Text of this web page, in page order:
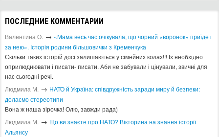
ПОСЛЕДНИЕ КОММЕНТАРИИ
Валентина О. → «Мама весь час очікувала, що чорний «воронок» приїде і
за нею». Історія родини більшовички з Кременчука
Скільки таких історій досі залишаються у сімейних колах!!! Іх необхідно
оприлюднювати і писати- писати. Аби не забували і цінували, звичні для
нас сьогодні речі.
Людмила М. → ​НАТО й Україна: співдружність заради миру й безпеки:
долаємо стереотипи
Вона ж наша зірочка! Олю, завжди рада)
Людмила М. → Що ви знаєте про НАТО? Вікторина на знання історії
Альянсу ​